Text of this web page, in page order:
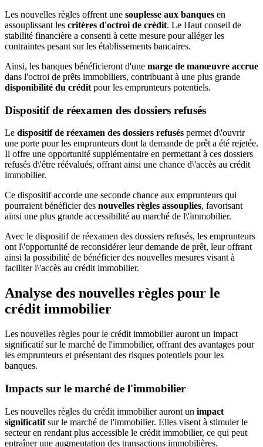
Les nouvelles règles offrent une souplesse aux banques en
assouplissant les critères d'octroi de crédit. Le Haut conseil de
stabilité financière a consenti à cette mesure pour alléger les
contraintes pesant sur les établissements bancaires.
Ainsi, les banques bénéficieront d'une marge de manœuvre accrue
dans l'octroi de prêts immobiliers, contribuant à une plus grande
disponibilité du crédit pour les emprunteurs potentiels.
Dispositif de réexamen des dossiers refusés
Le dispositif de réexamen des dossiers refusés permet d\'ouvrir
une porte pour les emprunteurs dont la demande de prêt a été rejetée.
Il offre une opportunité supplémentaire en permettant à ces dossiers
refusés d\'être réévalués, offrant ainsi une chance d\'accès au crédit
immobilier.
Ce dispositif accorde une seconde chance aux emprunteurs qui
pourraient bénéficier des nouvelles règles assouplies, favorisant
ainsi une plus grande accessibilité au marché de l\'immobilier.
Avec le dispositif de réexamen des dossiers refusés, les emprunteurs
ont l\'opportunité de reconsidérer leur demande de prêt, leur offrant
ainsi la possibilité de bénéficier des nouvelles mesures visant à
faciliter l\'accès au crédit immobilier.
Analyse des nouvelles règles pour le
crédit immobilier
Les nouvelles règles pour le crédit immobilier auront un impact
significatif sur le marché de l'immobilier, offrant des avantages pour
les emprunteurs et présentant des risques potentiels pour les
banques.
Impacts sur le marché de l'immobilier
Les nouvelles règles du crédit immobilier auront un impact
significatifsur le marché de l'immobilier. Elles visent à stimuler le
secteur en rendant plus accessible le crédit immobilier, ce qui peut
entraîner une augmentation des transactions immobilières.